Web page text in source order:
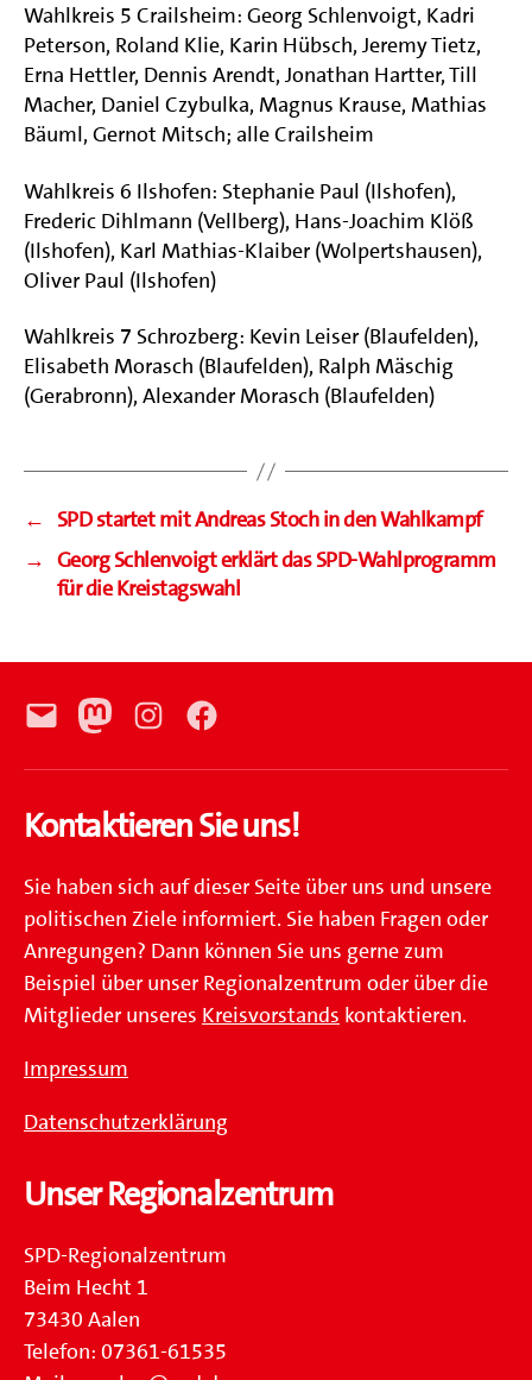
Wahlkreis 5 Crailsheim: Georg Schlenvoigt, Kadri
Peterson, Roland Klie, Karin Hübsch, Jeremy Tietz,
Erna Hettler, Dennis Arendt, Jonathan Hartter, Till
Macher, Daniel Czybulka, Magnus Krause, Mathias
Bäuml, Gernot Mitsch; alle Crailsheim
Wahlkreis 6 Ilshofen: Stephanie Paul (Ilshofen),
Frederic Dihlmann (Vellberg), Hans-Joachim Klöß
(Ilshofen), Karl Mathias-Klaiber (Wolpertshausen),
Oliver Paul (Ilshofen)
Wahlkreis 7 Schrozberg: Kevin Leiser (Blaufelden),
Elisabeth Morasch (Blaufelden), Ralph Mäschig
(Gerabronn), Alexander Morasch (Blaufelden)
← SPD startet mit Andreas Stoch in den Wahlkampf
→ Georg Schlenvoigt erklärt das SPD-Wahlprogramm
für die Kreistagswahl
E-
Mail
MastodonInstagramFacebook
Kontaktieren Sie uns!
Sie haben sich auf dieser Seite über uns und unsere
politischen Ziele informiert. Sie haben Fragen oder
Anregungen? Dann können Sie uns gerne zum
Beispiel über unser Regionalzentrum oder über die
Mitglieder unseres Kreisvorstands kontaktieren.
Impressum
Datenschutzerklärung
Unser Regionalzentrum
SPD-Regionalzentrum
Beim Hecht 1
73430 Aalen
Telefon: 07361-61535